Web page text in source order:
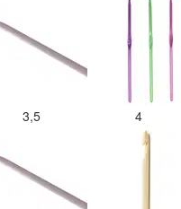
3,5 4